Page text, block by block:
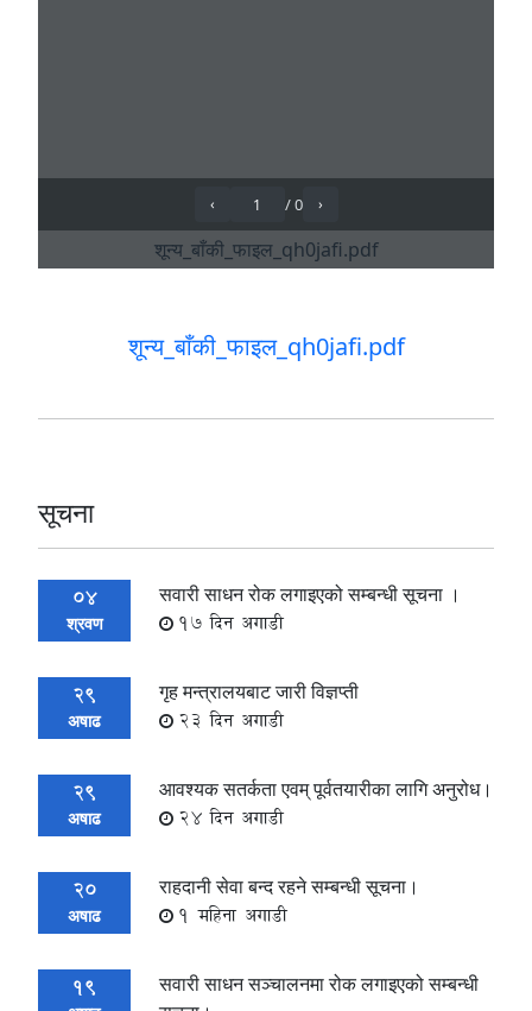
शून्य_बाँकी_फाइल_qh0jafi.pdf
सूचना
04
श्रवण
सवारी साधन रोक लगाइएको सम्बन्धी सूचना ।
17 दिन अगाडी
29
अषाढ
गृह मन्त्रालयबाट जारी विज्ञप्ती
23 दिन अगाडी
29
अषाढ
आवश्यक सतर्कता एवम् पूर्वतयारीका लागि अनुरोध।
24 दिन अगाडी
20
अषाढ
राहदानी सेवा बन्द रहने सम्बन्धी सूचना।
1 महिना अगाडी
19
सवारी साधन सञ्चालनमा रोक लगाइएको सम्बन्धी